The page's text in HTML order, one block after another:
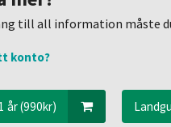
till all information måste
konto?
år (990kr)